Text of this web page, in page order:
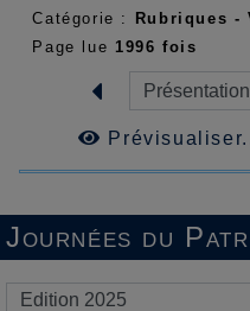
Journées du
Catégorie :
Rubriques -
Page lue 1996 fois